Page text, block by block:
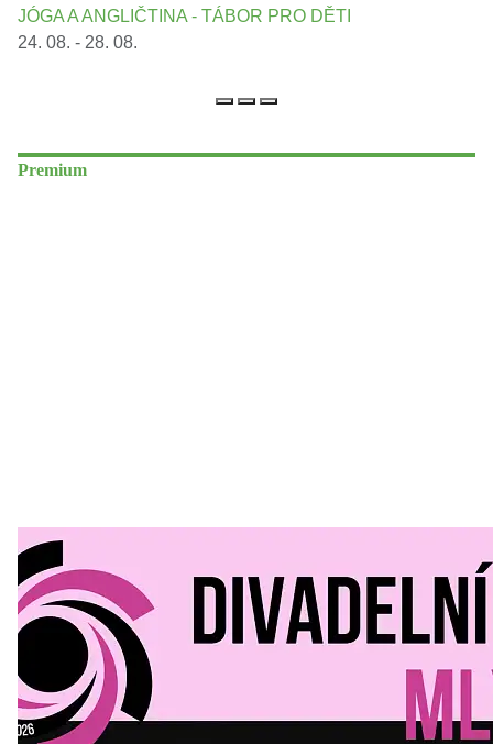
JÓGA A ANGLIČTINA - TÁBOR PRO DĚTI
24. 08. - 28. 08.
Premium
Divadelní Mlýn 30. 07. 2026
Kultura a volný čas
Divadelní mlýn. 15. až 18. října KD
MLEJN. Vstupenky již v prodeji.
Přijďte na přátelský festival divadla a inspirace 15. až 18.
října 2026 Vstupenky již v prodeji na GOOUT -